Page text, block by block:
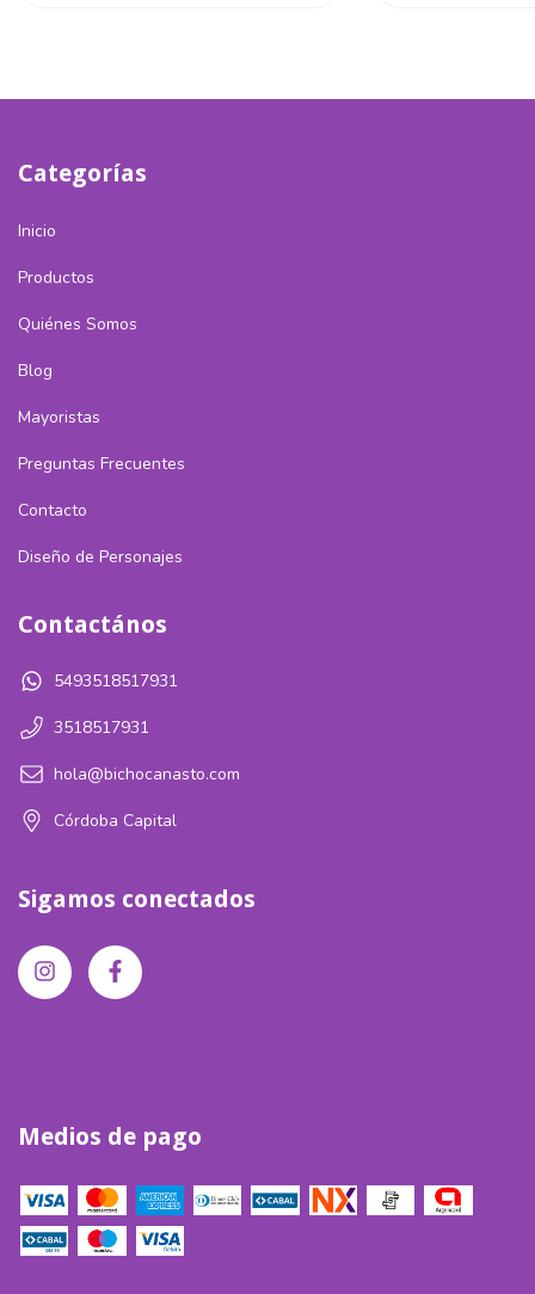
Categorías
Inicio
Productos
Quiénes Somos
Blog
Mayoristas
Preguntas Frecuentes
Contacto
Diseño de Personajes
Contactános
5493518517931
3518517931
hola@bichocanasto.com
Córdoba Capital
Sigamos conectados
Medios de pago